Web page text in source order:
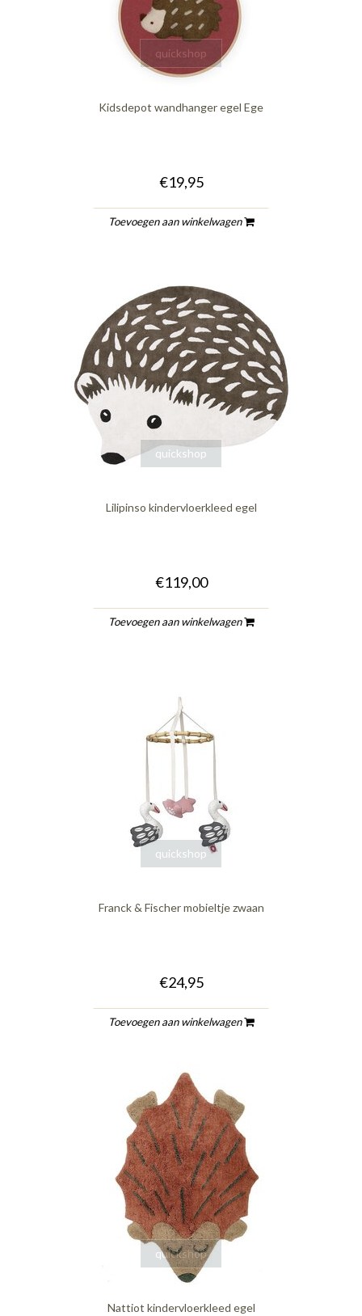
quickshop
Kidsdepot wandhanger egel Ege
€19,95
Toevoegen aan winkelwagen
quickshop
Lilipinso kindervloerkleed egel
€119,00
Toevoegen aan winkelwagen
quickshop
Franck & Fischer mobieltje zwaan
€24,95
Toevoegen aan winkelwagen
quickshop
Nattiot kindervloerkleed egel